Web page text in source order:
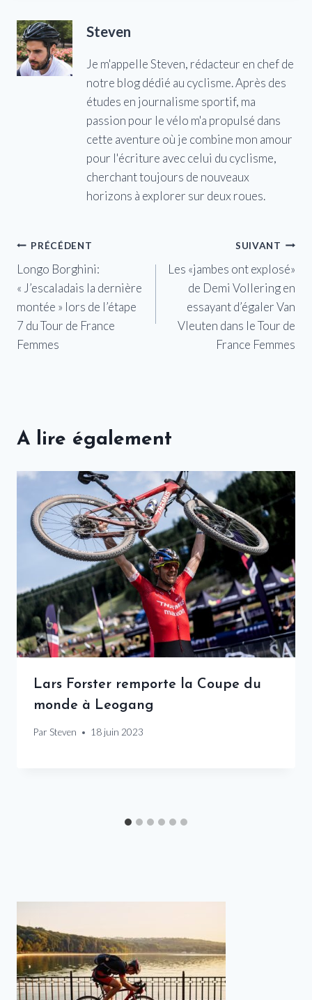
Steven
Je m'appelle Steven, rédacteur en chef de
notre blog dédié au cyclisme. Après des
études en journalisme sportif, ma
passion pour le vélo m'a propulsé dans
cette aventure où je combine mon amour
pour l'écriture avec celui du cyclisme,
cherchant toujours de nouveaux
horizons à explorer sur deux roues.
Navigation
de
l’article
PRÉCÉDENT
Longo Borghini:
« J’escaladais la dernière
montée » lors de l’étape
7 du Tour de France
Femmes
SUIVANT
Les «jambes ont explosé»
de Demi Vollering en
essayant d’égaler Van
Vleuten dans le Tour de
France Femmes
A lire également
Lars Forster remporte la Coupe du
monde à Leogang
Par Steven 18 juin 2023